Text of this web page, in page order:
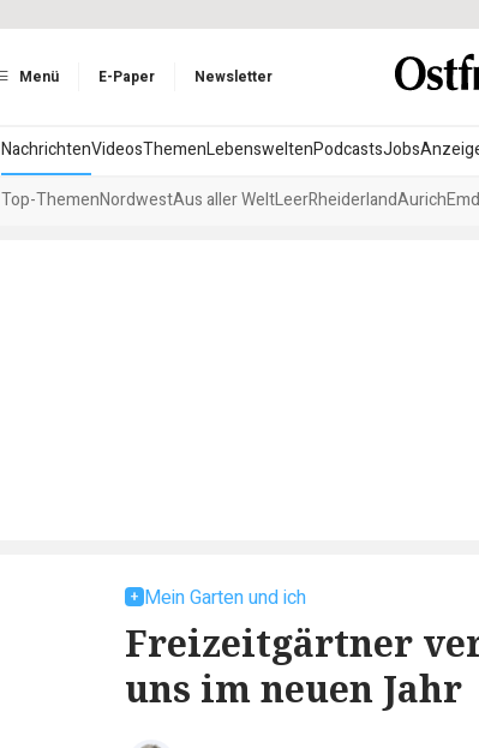
Menü E-Paper Newsletter
NachrichtenVideosThemenLebensweltenPodcastsJobs
Top-ThemenNordwestAus aller WeltLeerRheiderlandAurich
Mein Garten und ich
Freizeitgärtner
uns im neuen Jahr